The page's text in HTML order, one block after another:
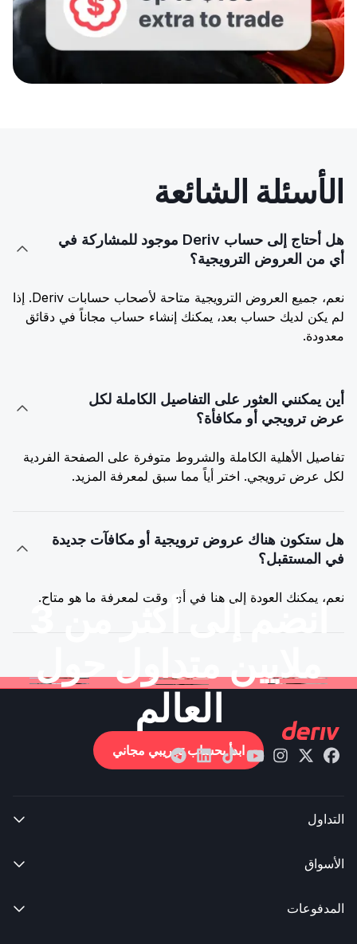
الأسئلة الشائعة
هل أحتاج إلى حساب Deriv موجود للمشاركة في
أي من العروض الترويجية؟

نعم، جميع العروض الترويجية متاحة لأصحاب حسابات Deriv. إذا
لم يكن لديك حساب بعد، يمكنك إنشاء حساب مجاناً في دقائق
معدودة.
أين يمكنني العثور على التفاصيل الكاملة لكل
عرض ترويجي أو مكافأة؟

تفاصيل الأهلية الكاملة والشروط متوفرة على الصفحة الفردية
لكل عرض ترويجي. اختر أياً مما سبق لمعرفة المزيد.
هل ستكون هناك عروض ترويجية أو مكافآت جديدة
في المستقبل؟

نعم، يمكنك العودة إلى هنا في أي وقت لمعرفة ما هو متاح.
انضم إلى أكثر من 3
العالم
ابدأ بحساب تجريبي مجاني
التداول 
الأسواق 
المدفوعات 